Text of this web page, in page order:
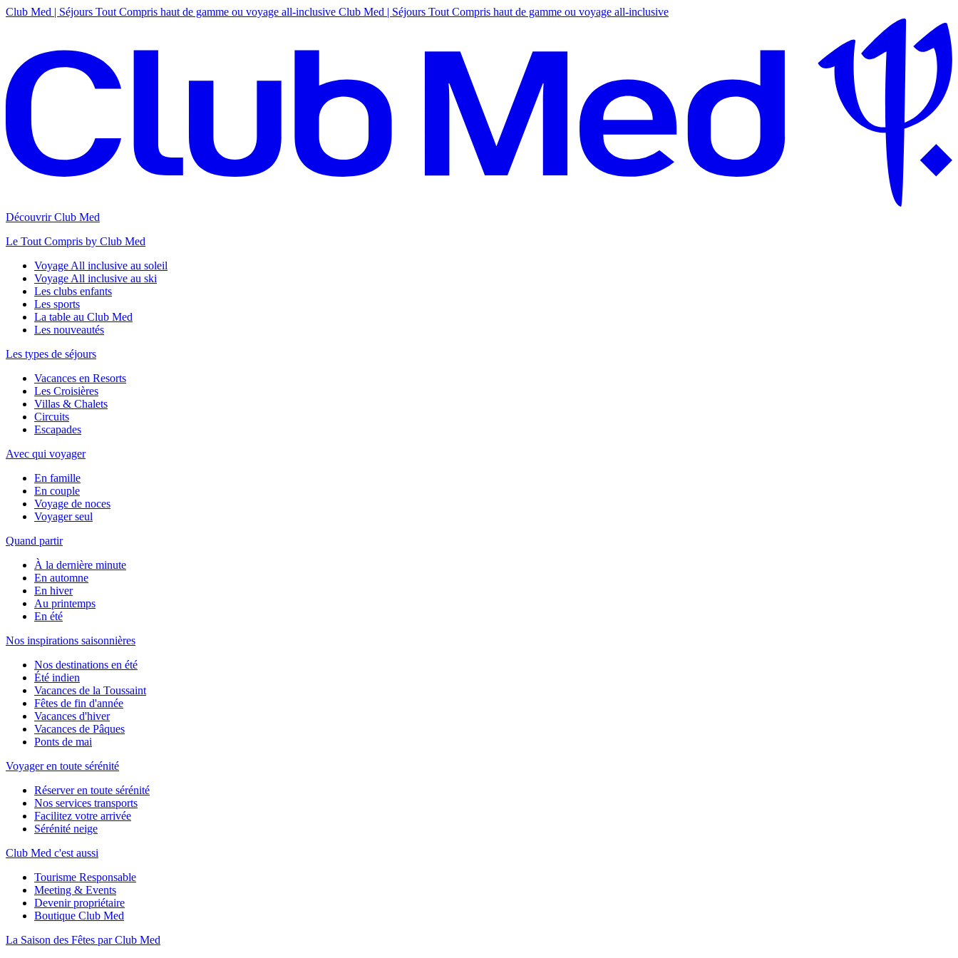
Club Med | Séjours Tout Compris haut de gamme ou voyage all-inclusive Club Med | Séjours Tout Compris haut de gamme ou voyage all-inclusive
Découvrir Club Med
Le Tout Compris by Club Med
Voyage All inclusive au soleil
Voyage All inclusive au ski
Les clubs enfants
Les sports
La table au Club Med
Les nouveautés
Les types de séjours
Vacances en Resorts
Les Croisières
Villas & Chalets
Circuits
Escapades
Avec qui voyager
En famille
En couple
Voyage de noces
Voyager seul
Quand partir
À la dernière minute
En automne
En hiver
Au printemps
En été
Nos inspirations saisonnières
Nos destinations en été
Été indien
Vacances de la Toussaint
Fêtes de fin d'année
Vacances d'hiver
Vacances de Pâques
Ponts de mai
Voyager en toute sérénité
Réserver en toute sérénité
Nos services transports
Facilitez votre arrivée
Sérénité neige
Club Med c'est aussi
Tourisme Responsable
Meeting & Events
Devenir propriétaire
Boutique Club Med
La Saison des Fêtes par Club Med